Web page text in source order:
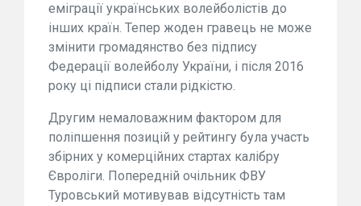
еміграції українських волейболістів до
інших країн. Тепер жоден гравець не може
змінити громадянство без підпису
Федерації волейболу України, і після 2016
року ці підписи стали рідкістю.
Другим немаловажним фактором для
поліпшення позицій у рейтингу була участь
збірних у комерційних стартах калібру
Євроліги. Попередній очільник ФВУ
Туровський мотивував відсутність там